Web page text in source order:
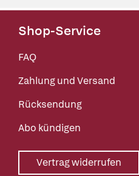
Shop-Service
FAQ
Zahlung und Versand
Rücksendung
Abo kündigen
Vertrag widerrufen